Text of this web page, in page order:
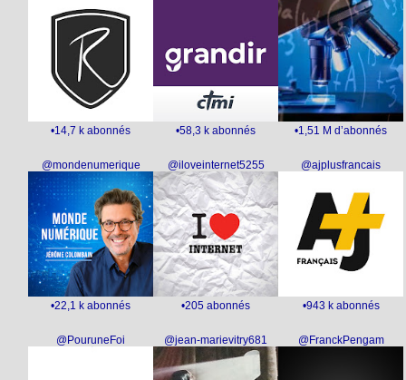
•1,51 M d’abonnés
•58,3 k abonnés
•14,7 k abonnés
@ajplusfrancais
•943 k abonnés
@iloveinternet5255
•205 abonnés
@mondenumerique
•22,1 k abonnés
@FranckPengam
@jean-marievitry681
@PouruneFoi